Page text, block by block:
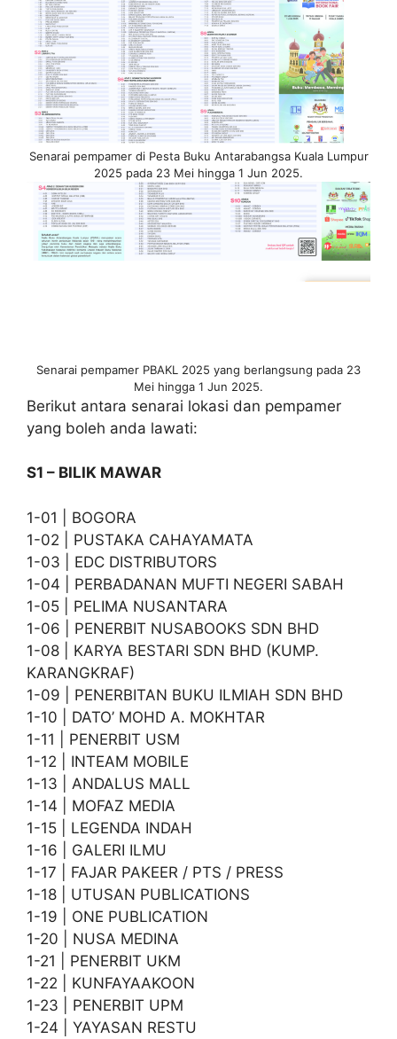
Senarai pempamer di Pesta Buku Antarabangsa Kuala Lumpur
2025 pada 23 Mei hingga 1 Jun 2025.
Senarai pempamer PBAKL 2025 yang berlangsung pada 23
Mei hingga 1 Jun 2025.
Berikut antara senarai lokasi dan pempamer
yang boleh anda lawati:
S1 – BILIK MAWAR
1-01 | BOGORA
1-02 | PUSTAKA CAHAYAMATA
1-03 | EDC DISTRIBUTORS
1-04 | PERBADANAN MUFTI NEGERI SABAH
1-05 | PELIMA NUSANTARA
1-06 | PENERBIT NUSABOOKS SDN BHD
1-08 | KARYA BESTARI SDN BHD (KUMP.
KARANGKRAF)
1-09 | PENERBITAN BUKU ILMIAH SDN BHD
1-10 | DATO’ MOHD A. MOKHTAR
1-11 | PENERBIT USM
1-12 | INTEAM MOBILE
1-13 | ANDALUS MALL
1-14 | MOFAZ MEDIA
1-15 | LEGENDA INDAH
1-16 | GALERI ILMU
1-17 | FAJAR PAKEER / PTS / PRESS
1-18 | UTUSAN PUBLICATIONS
1-19 | ONE PUBLICATION
1-20 | NUSA MEDINA
1-21 | PENERBIT UKM
1-22 | KUNFAYAAKOON
1-23 | PENERBIT UPM
1-24 | YAYASAN RESTU